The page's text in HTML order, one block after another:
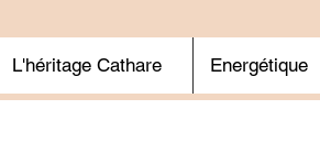
L'héritage Cathare Energétique